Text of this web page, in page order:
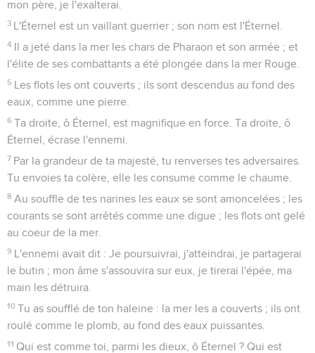
mon père, je l'exalterai.
3 L'Éternel est un vaillant guerrier ; son nom est l'Éternel.
4 Il a jeté dans la mer les chars de Pharaon et son armée ; et
l'élite de ses combattants a été plongée dans la mer Rouge.
5 Les flots les ont couverts ; ils sont descendus au fond des
eaux, comme une pierre.
6 Ta droite, ô Éternel, est magnifique en force. Ta droite, ô
Éternel, écrase l'ennemi.
7 Par la grandeur de ta majesté, tu renverses tes adversaires.
Tu envoies ta colère, elle les consume comme le chaume.
8 Au souffle de tes narines les eaux se sont amoncelées ; les
courants se sont arrêtés comme une digue ; les flots ont gelé
au coeur de la mer.
9 L'ennemi avait dit : Je poursuivrai, j'atteindrai, je partagerai
le butin ; mon âme s'assouvira sur eux, je tirerai l'épée, ma
main les détruira.
10 Tu as soufflé de ton haleine : la mer les a couverts ; ils ont
roulé comme le plomb, au fond des eaux puissantes.
11 Qui est comme toi, parmi les dieux, ô Éternel ? Qui est